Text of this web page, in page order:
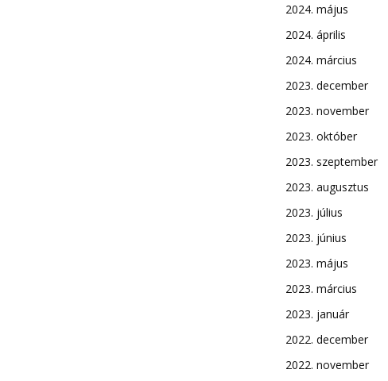
2024. május
2024. április
2024. március
2023. december
2023. november
2023. október
2023. szeptember
2023. augusztus
2023. július
2023. június
2023. május
2023. március
2023. január
2022. december
2022. november